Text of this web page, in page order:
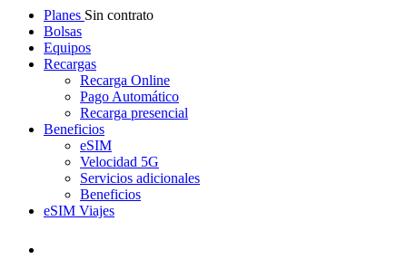
Planes Sin contrato
Bolsas
Equipos
Recargas
Recarga Online
Pago Automático
Recarga presencial
Beneficios
eSIM
Velocidad 5G
Servicios adicionales
Beneficios
eSIM Viajes